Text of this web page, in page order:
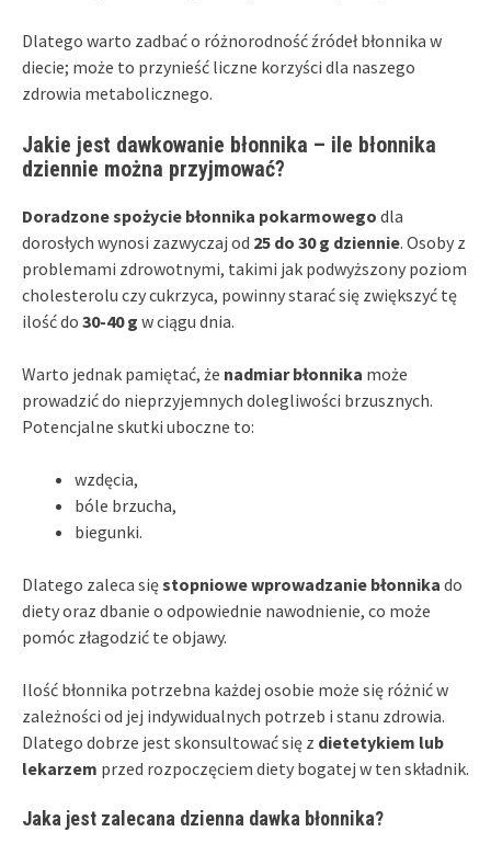
Dlatego warto zadbać o różnorodność źródeł błonnika w
diecie; może to przynieść liczne korzyści dla naszego
zdrowia metabolicznego.
Jakie jest dawkowanie błonnika – ile błonnika
dziennie można przyjmować?
Doradzone spożycie błonnika pokarmowego dla
dorosłych wynosi zazwyczaj od 25 do 30 g dziennie. Osoby z
problemami zdrowotnymi, takimi jak podwyższony poziom
cholesterolu czy cukrzyca, powinny starać się zwiększyć tę
ilość do 30-40 g w ciągu dnia.
Warto jednak pamiętać, że nadmiar błonnika może
prowadzić do nieprzyjemnych dolegliwości brzusznych.
Potencjalne skutki uboczne to:
wzdęcia,
bóle brzucha,
biegunki.
Dlatego zaleca sięstopniowe wprowadzanie błonnika do
diety oraz dbanie o odpowiednie nawodnienie, co może
pomóc złagodzić te objawy.
Ilość błonnika potrzebna każdej osobie może się różnić w
zależności od jej indywidualnych potrzeb i stanu zdrowia.
Dlatego dobrze jest skonsultować się z dietetykiem lub
lekarzem przed rozpoczęciem diety bogatej w ten składnik.
Jaka jest zalecana dzienna dawka błonnika?